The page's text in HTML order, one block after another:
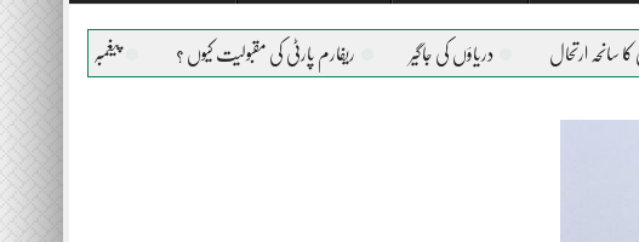
دریاؤں کی جاگیر ریفارم پارٹی کی مقبولیت کیوں ؟ پیغمبر اسلام صلی اللہ علیہ